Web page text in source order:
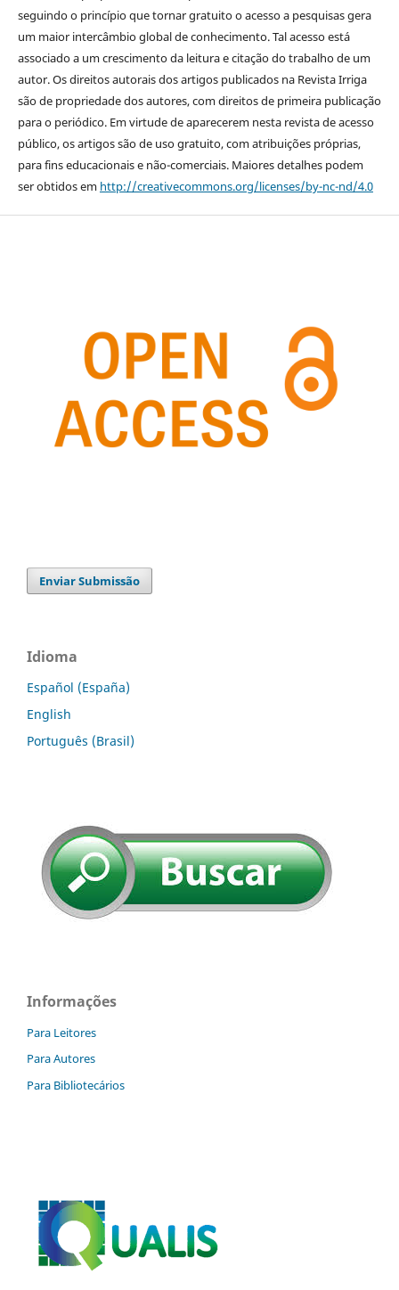
seguindo o princípio que tornar gratuito o acesso a pesquisas gera
um maior intercâmbio global de conhecimento. Tal acesso está
associado a um crescimento da leitura e citação do trabalho de um
autor. Os direitos autorais dos artigos publicados na Revista Irriga
são de propriedade dos autores, com direitos de primeira publicação
para o periódico. Em virtude de aparecerem nesta revista de acesso
público, os artigos são de uso gratuito, com atribuições próprias,
para fins educacionais e não-comerciais. Maiores detalhes podem
ser obtidos em http://creativecommons.org/licenses/by-nc-nd/4.0
Enviar Submissão
Idioma
Español (España)
English
Português (Brasil)
Informações
Para Leitores
Para Autores
Para Bibliotecários